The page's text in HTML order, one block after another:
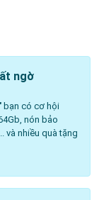
ngờ
bạn có cơ hội
nón bảo
và nhiều quà tặng